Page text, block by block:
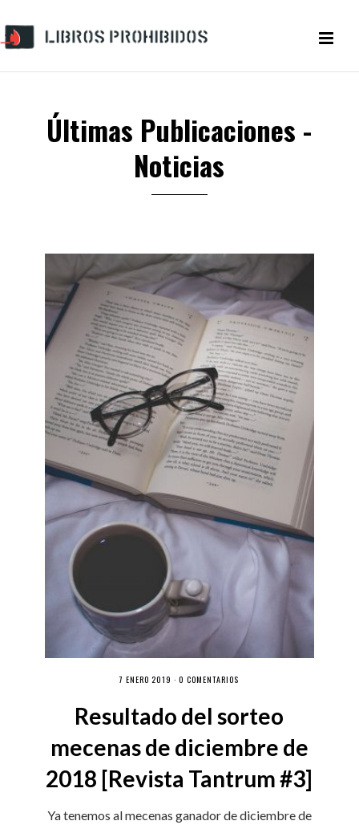
Últimas Publicaciones -
Noticias
7 ENERO 2019 ·0 COMENTARIOS
Resultado del sorteo
mecenas de diciembre de
2018 [Revista Tantrum #3]
Ya tenemos al mecenas ganador de diciembre de